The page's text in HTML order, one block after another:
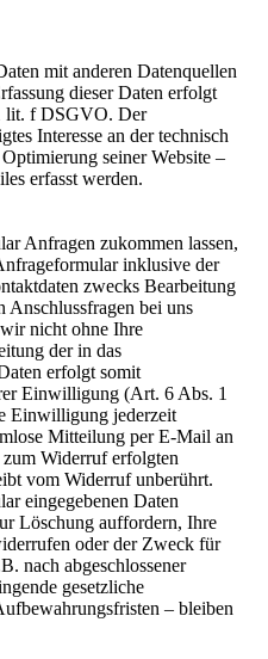
mit anderen Datenquellen
dieser Daten erfolgt
lit. f DSGVO. Der
Interesse an der technisch
seiner Website –
erfasst werden.
Anfragen zukommen lassen,
inklusive der
zwecks Bearbeitung
bei uns
nicht ohne Ihre
der in das
erfolgt somit
Einwilligung (Art. 6 Abs. 1
Einwilligung jederzeit
Mitteilung per E-Mail an
Widerruf erfolgten
vom Widerruf unberührt.
eingegebenen Daten
Löschung auffordern, Ihre
oder der Zweck für
nach abgeschlossener
gesetzliche
– bleiben